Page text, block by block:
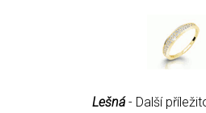
Lešná- Další